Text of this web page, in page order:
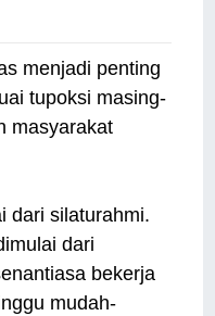
menjadi penting
tupoksi masing-
masyarakat
dari silaturahmi.
dari
bekerja
mudah-